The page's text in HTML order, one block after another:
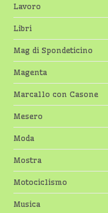
Lavoro
Libri
Mag di Spondeticino
Magenta
Marcallo con Casone
Mesero
Moda
Mostra
Motociclismo
Musica